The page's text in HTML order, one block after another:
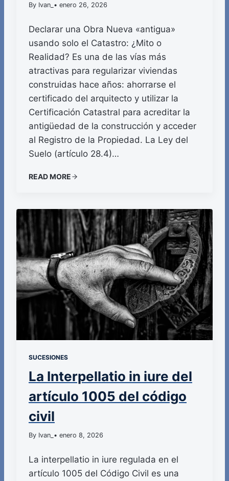
By Ivan_ • enero 26, 2026
Declarar una Obra Nueva «antigua»
usando solo el Catastro: ¿Mito o
Realidad? Es una de las vías más
atractivas para regularizar viviendas
construidas hace años: ahorrarse el
certificado del arquitecto y utilizar la
Certificación Catastral para acreditar la
antigüedad de la construcción y acceder
al Registro de la Propiedad. La Ley del
Suelo (artículo 28.4)…
READ MORE
SUCESIONES
La Interpellatio in iure del
artículo 1005 del código
civil
By Ivan_ • enero 8, 2026
La interpellatio in iure regulada en el
artículo 1005 del Código Civil es una